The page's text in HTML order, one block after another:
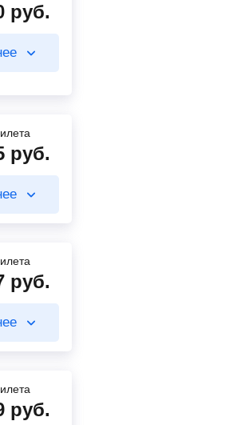
руб.
руб.
руб.
руб.